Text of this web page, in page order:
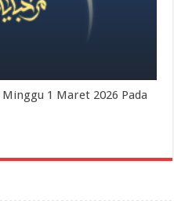
Minggu 1 Maret 2026 Pada